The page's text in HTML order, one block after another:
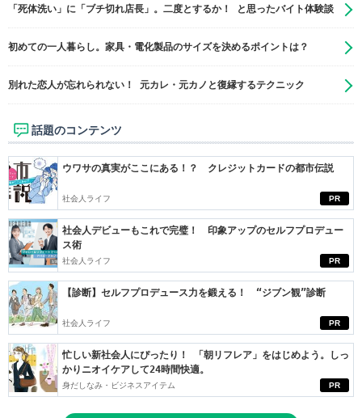
「死体洗い」に「ブチ切れ店長」。二度とするか！ と思ったバイト体験談
初めての一人暮らし。家具・電化製品のサイズを決めるポイントは？
別れた恋人が忘れられない！ 元カレ・元カノと復縁するテクニック
話題のコンテンツ
PR
ウワサの真実がここにある！？ クレジットカードの都市伝説
社会人ライフ
PR
社会人デビューもこれで完璧！ 印象アップのセルフプロデュー
ス術
社会人ライフ
PR
【診断】セルフプロデュース力を鍛える！ “ジブン観”診断
社会人ライフ
PR
忙しい新社会人にぴったり！ 「朝リフレア」をはじめよう。しっ
かりニオイケアして24時間快適。
身だしなみ・ビジネスアイテム